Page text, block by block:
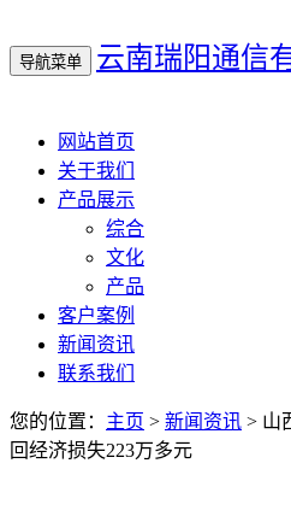
导航菜单 云南瑞阳通信
网站首页
关于我们
产品展示
综合
文化
产品
客户案例
新闻资讯
联系我们
您的位置： 主页 > 新闻资讯 > 山
回经济损失223万多元